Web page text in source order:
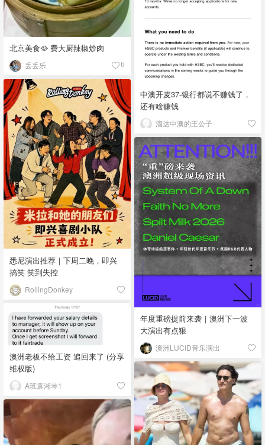
北京美食🥘 费大厨辣椒炒肉
丢丢乐 6
中澳开麦37-银行都说不赚钱了，
还有啥赚钱
溜达中澳的王公子
悉尼演出推荐｜下周二晚，即兴
搞笑 笑到失控
RollingDonkey
年度重磅提前来袭｜澳洲下一波
大演出有点狠
澳洲LUCID音乐演出
澳洲老板不给工资 追回来了 (分享
维权版)
A班袁湘琴1